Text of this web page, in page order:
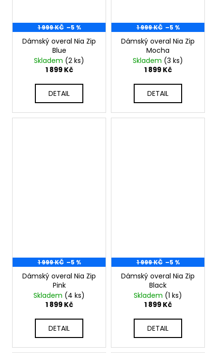
1 999 KČ –5 %
Dámský overal Nia Zip
Blue
Skladem (2 ks)
1 899 Kč
DETAIL
1 999 KČ –5 %
Dámský overal Nia Zip
Mocha
Skladem (3 ks)
1 899 Kč
DETAIL
1 999 KČ –5 %
Dámský overal Nia Zip
Pink
Skladem (4 ks)
1 899 Kč
DETAIL
1 999 KČ –5 %
Dámský overal Nia Zip
Black
Skladem (1 ks)
1 899 Kč
DETAIL